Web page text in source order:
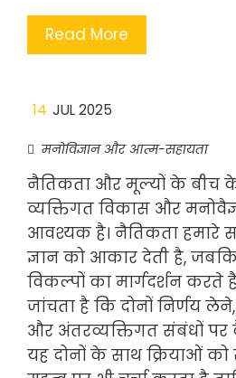
Read More
14 JUL 2025
मनोविज्ञान और आत्म-सहायता
नैतिकता और मूल्यों के बीच
व्यक्तिगत विकास और
आवश्यक है। नैतिकता हमारे
ज्ञान को आकार देती है,
विकल्पों का मार्गदर्शन
जांचता है कि दोनों निर्णय
और अंतरव्यक्तिगत संबंधों पर
यह दोनों के साथ क्रियाओं